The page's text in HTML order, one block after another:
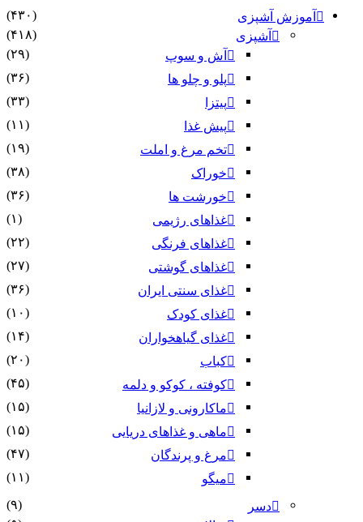
آموزش آشپزی
(۴۳۰)
آشپزی
(۴۱۸)
آش و سوپ
(۲۹)
پلو و چلو ها
(۳۶)
پیتزا
(۳۳)
پیش غذا
(۱۱)
تخم مرغ و املت
(۱۹)
خوراک
(۳۸)
خورشت ها
(۳۶)
غذاهای رژیمی
(۱)
غذاهای فرنگی
(۲۲)
غذاهای گوشتی
(۲۷)
غذای سنتی ایران
(۳۶)
غذای کودک
(۱۰)
غذای گیاهخواران
(۱۴)
کباب
(۲۰)
کوفته ، کوکو و دلمه
(۴۵)
ماکارونی و لازانیا
(۱۵)
ماهی و غذاهای دریایی
(۱۵)
مرغ و پرندگان
(۴۷)
میگو
(۱۱)
دسر
(۹)